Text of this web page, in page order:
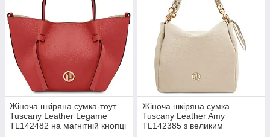
Жіноча шкіряна сумка-тоут
Tuscany Leather Legame
TL142482 на магнітній кнопці
Жіноча шкіряна сумка
Tuscany Leather Amy
TL142385 з великим